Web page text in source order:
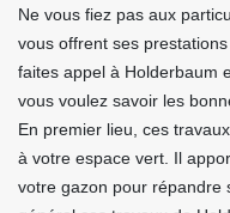
Ne vous fiez pas aux
vous offrent ses
faites appel à Holderbaum
vous voulez savoir les
En premier lieu, ces
à votre espace vert. Il
votre gazon pour répandre